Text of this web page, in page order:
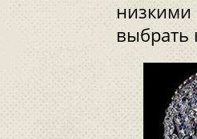
низкими
выбрать